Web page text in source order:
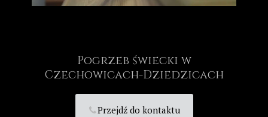
Pogrzeb świecki w
Czechowicach-Dziedzicach
Przejdź do kontaktu